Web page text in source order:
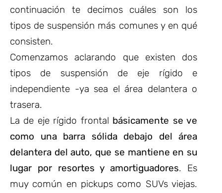
continuación te decimos cuáles son los
tipos de suspensión más comunes y en qué
consisten.
Comenzamos aclarando que existen dos
tipos de suspensión de eje rígido e
independiente -ya sea el área delantera o
trasera.
La de eje rígido frontal básicamente se ve
como una barra sólida debajo del área
delantera del auto, que se mantiene en su
lugar por resortes y amortiguadores. Es
muy común en pickups como SUVs viejas.